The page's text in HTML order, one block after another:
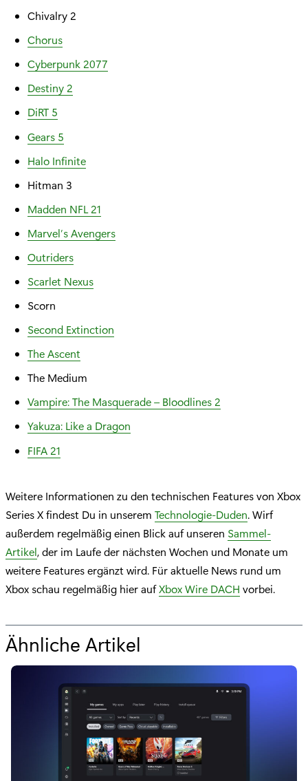
Chivalry 2
Chorus
Cyberpunk 2077
Destiny 2
DiRT 5
Gears 5
Halo Infinite
Hitman 3
Madden NFL 21
Marvel’s Avengers
Outriders
Scarlet Nexus
Scorn
Second Extinction
The Ascent
The Medium
Vampire: The Masquerade – Bloodlines 2
Yakuza: Like a Dragon
FIFA 21
Weitere Informationen zu den technischen Features von Xbox
Series X findest Du in unserem Technologie-Duden. Wirf
außerdem regelmäßig einen Blick auf unseren Sammel-
Artikel, der im Laufe der nächsten Wochen und Monate um
weitere Features ergänzt wird. Für aktuelle News rund um
Xbox schau regelmäßig hier aufXbox Wire DACH vorbei.
Ähnliche Artikel
ü
r
"
„
O